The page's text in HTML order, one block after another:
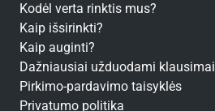
Kodėl verta rinktis mus?
Kaip išsirinkti?
Kaip auginti?
Dažniausiai užduodami klausimai
Pirkimo-pardavimo taisyklės
Privatumo politika